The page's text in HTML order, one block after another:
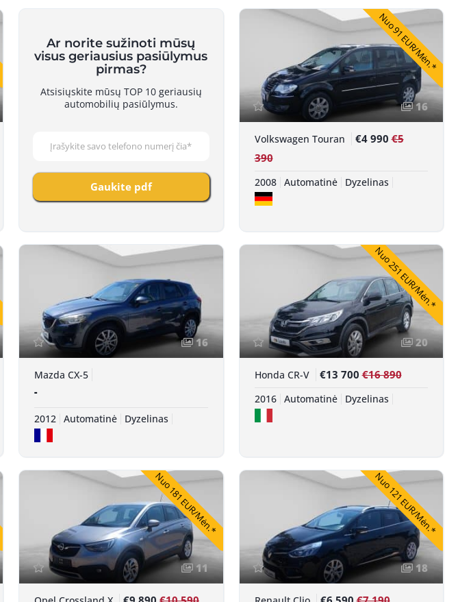
Ar norite sužinoti mūsų
visus geriausius pasiūlymus
pirmas?
Atsisiųskite mūsų TOP 10 geriausių
automobilių pasiūlymus.
Gaukite pdf
Nuo 91 EUR/Mėn.*
16
Volkswagen Touran €4 990€5
390
2008 Automatinė Dyzelinas
16
Mazda CX-5
-
2012 Automatinė Dyzelinas
Nuo 251 EUR/Mėn.*
20
Honda CR-V €13 700€16 890
2016 Automatinė Dyzelinas
Nuo 181 EUR/Mėn.*
11
Nuo 121 EUR/Mėn.*
18